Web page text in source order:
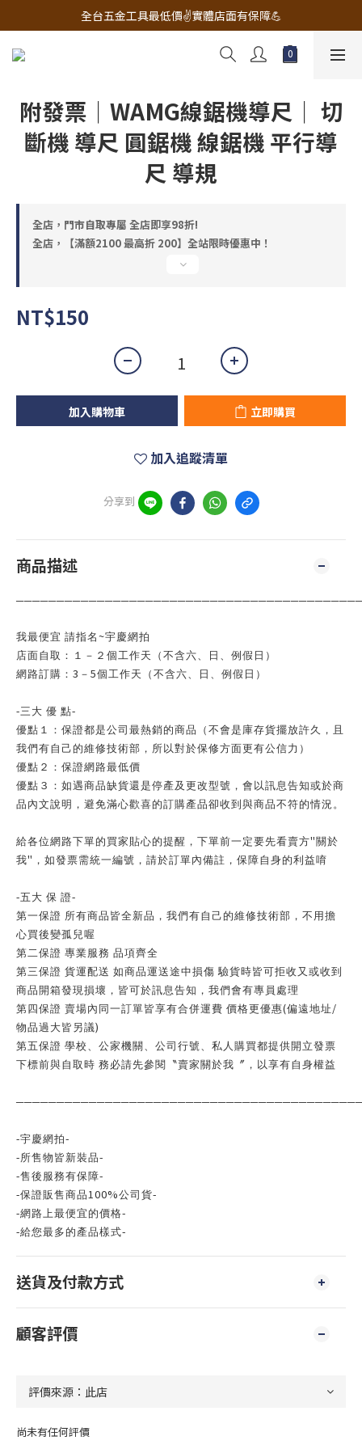
🔧電動工具&五金唯一首選 宇慶五金網拍🔧
全台五金工具最低價✌️實體店面有保障💪
配有專業維修部門🔧品質保修一年📌
附發票｜WAMG線鋸機導尺｜ 切
斷機 導尺 圓鋸機 線鋸機 平行導
尺 導規
全店，門市自取專屬 全店即享98折!
全店，【滿額2100 最高折 200】全站限時優惠中！
NT$150
加入購物車 立即購買
加入追蹤清單
分享到
商品描述
我最便宜 請指名 ~宇慶網拍
店面自取：１－２個工作天（不含六、日、例假日）
網路訂購： 3 － 5個工作天（不含六、日、例假日）
-三大 優 點-
優點１：保證都是公司最熱銷的商品（不會是庫存貨擺放許久，且
我們有自己的維修技術部，所以對於保修方面更有公信力）
優點２：保證網路最低價
優點３：如遇商品缺貨還是停產及更改型號，會以訊息告知或於商
品內文說明，避免滿心歡喜的訂購產品卻收到與商品不符的情況。
給各位網路下單的買家貼心的提醒，下單前一定要先看賣方" 關於
我" ，如發票需統一編號，請於訂單內備註，保障自身的利益唷
-五大 保 證-
第一保證 所有商品皆全新品，我們有自己的維修技術部，不用擔
心買後變孤兒喔
第二保證 專業服務 品項齊全
第三保證 貨運配送 如商品運送途中損傷 驗貨時皆可拒收又或收到
商品開箱發現損壞，皆可於訊息告知，我們會有專員處理
第四保證 賣場內同一訂單皆享有合併運費 價格更優惠(偏遠地址 /
物品過大皆另議)
第五保證 學校、公家機關、公司行號、私人購買都提供開立發票
下標前與自取時 務必請先參閱〝賣家關於我〞，以享有自身權益
-宇慶網拍-
-所售物皆新裝品-
-售後服務有保障-
-保證販售商品100%公司貨-
-網路上最便宜的價格-
-給您最多的產品樣式-
送貨及付款方式
顧客評價
尚未有任何評價